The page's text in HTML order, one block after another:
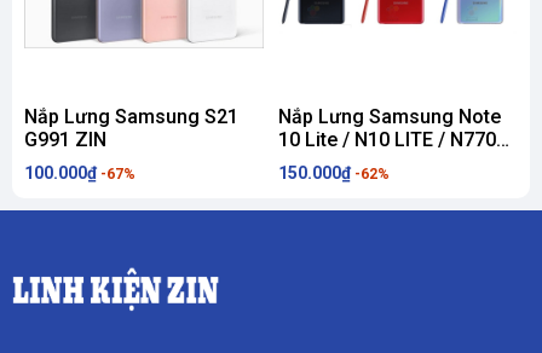
Nắp Lưng Samsung S21
G991 ZIN
100.000₫ -67%
Nắp Lưng Samsung Note
10 Lite / N10 LITE / N770
ZIN
150.000₫ -62%